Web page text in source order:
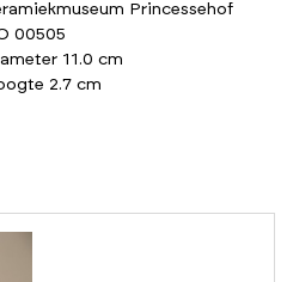
Princessehof
00505
11.0 cm
2.7 cm